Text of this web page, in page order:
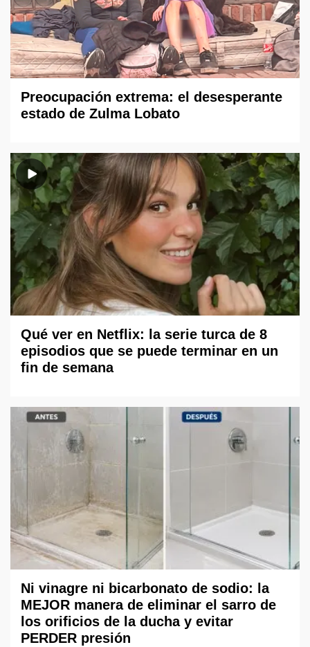
Preocupación extrema: el desesperante
estado de Zulma Lobato
Qué ver en Netflix: la serie turca de 8
episodios que se puede terminar en un
fin de semana
Ni vinagre ni bicarbonato de sodio: la
MEJOR manera de eliminar el sarro de
los orificios de la ducha y evitar
PERDER presión